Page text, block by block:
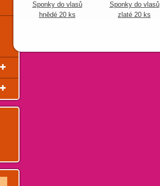
Sponky do vlasů
hnědé 20 ks
Sponky do vlasů
zlaté 20 ks